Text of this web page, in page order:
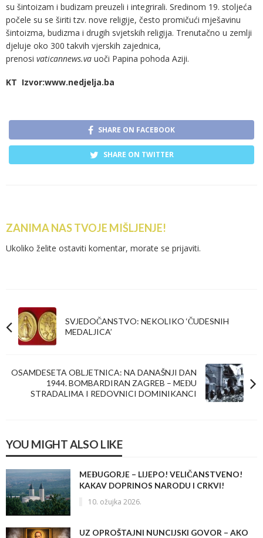
su šintoizam i budizam preuzeli i integrirali. Sredinom 19. stoljeća
počele su se širiti tzv. nove religije, često promičući mješavinu
šintoizma, budizma i drugih svjetskih religija. Trenutačno u zemlji
djeluje oko 300 takvih vjerskih zajednica,
prenosi vaticannews.va uoči Papina pohoda Aziji.
KT Izvor:www.nedjelja.ba
SHARE ON FACEBOOK
SHARE ON TWITTER
ZANIMA NAS TVOJE MIŠLJENJE!
Ukoliko želite ostaviti komentar, morate se prijaviti.
SVJEDOČANSTVO: NEKOLIKO ‘ČUDESNIH
MEDALJICA’
OSAMDESETA OBLJETNICA: NA DANAŠNJI DAN
1944. BOMBARDIRAN ZAGREB – MEĐU
STRADALIMA I REDOVNICI DOMINIKANCI
YOU MIGHT ALSO LIKE
MEĐUGORJE – LIJEPO! VELIČANSTVENO!
KAKAV DOPRINOS NARODU I CRKVI!
10. ožujka 2026.
UZ OPROŠTAJNI NUNCIJSKI GOVOR – AKO